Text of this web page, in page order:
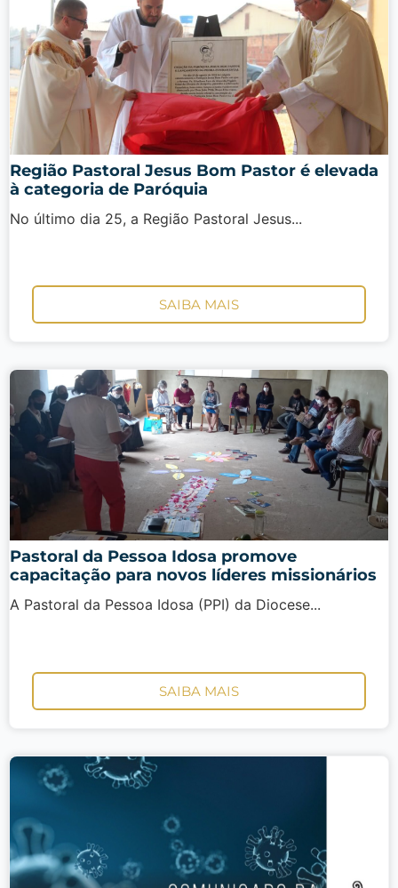
Região Pastoral Jesus Bom Pastor é elevada
à categoria de Paróquia
No último dia 25, a Região Pastoral Jesus...
SAIBA MAIS
Pastoral da Pessoa Idosa promove
capacitação para novos líderes missionários
A Pastoral da Pessoa Idosa (PPI) da Diocese...
SAIBA MAIS